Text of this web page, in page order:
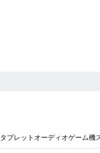
タブレット オーディオゲーム機